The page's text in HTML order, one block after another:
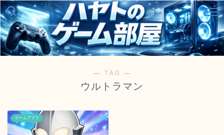
― TAG ―
ウルトラマン
ゲームアプリ